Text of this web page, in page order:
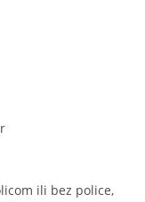
ili bez police,